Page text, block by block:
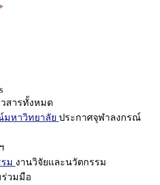
สารทั้งหมด
มหาวิทยาลัย ประกาศจุฬาลงกรณ์
ม งานวิจัยและนวัตกรรม
วมมือ